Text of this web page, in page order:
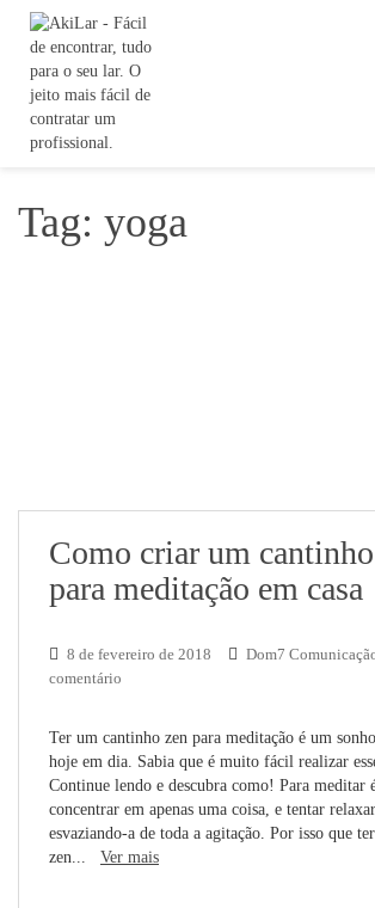
Tag: yoga
Como criar um
para meditação em casa
8 de fevereiro de 2018 Dom7
comentário
Ter um cantinho zen para meditação é um
hoje em dia. Sabia que é muito fácil realizar
Continue lendo e descubra como! Para meditar
concentrar em apenas uma coisa, e tentar
esvaziando-a de toda a agitação. Por isso que
zen... Ver mais